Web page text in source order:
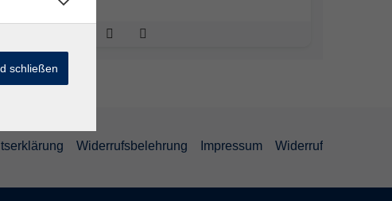
Widerrufsbelehrung Impressum Widerruf
schließen